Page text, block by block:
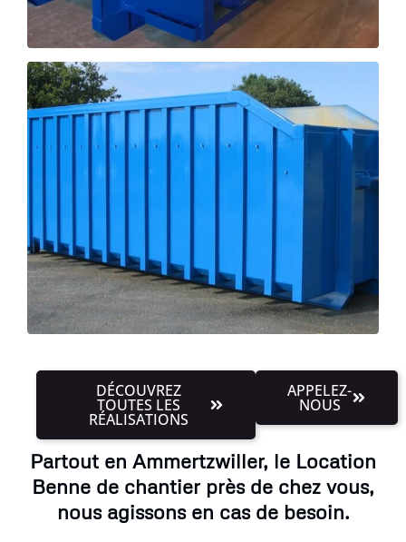
DÉCOUVREZ
TOUTES LES
RÉALISATIONS
APPELEZ-
NOUS
Partout en Ammertzwiller, le Location
Benne de chantier près de chez vous,
nous agissons en cas de besoin.